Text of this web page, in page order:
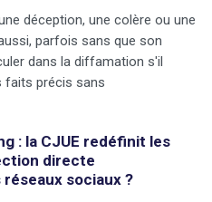
déception, une colère ou une
parfois sans que son
dans la diffamation s'il
faits précis sans
: la CJUE redéfinit les
directe
sociaux ?